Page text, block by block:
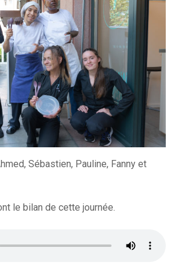
Sébastien, Pauline, Fanny et
le bilan de cette journée.